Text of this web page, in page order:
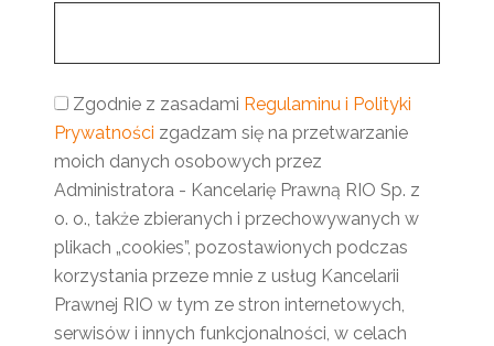
Zgodnie z zasadami Regulaminu i Polityki
Prywatności zgadzam się na przetwarzanie
moich danych osobowych przez
Administratora - Kancelarię Prawną RIO Sp. z
o. o., także zbieranych i przechowywanych w
plikach „cookies”, pozostawionych podczas
korzystania przeze mnie z usług Kancelarii
Prawnej RIO w tym ze stron internetowych,
serwisów i innych funkcjonalności, w celach